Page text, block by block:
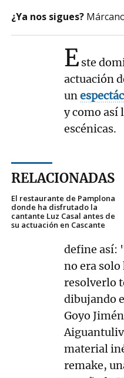
¿Ya nos sigues?
Este
actuación
un
y como así
escénicas.
RELACIONADAS
El restaurante de Pamplona
donde ha disfrutado la
cantante Luz Casal antes de
su actuación en Cascante
define así:
no era solo
resolverlo
dibujando
Goyo
material
remake,